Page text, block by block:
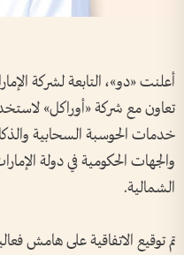
أعلنت «دو»، التابعة لشركة
خدمات الحوسبة السحابية
والجهات الحكومية في دولة
الشمالية.
تم توقيع الاتفاقية على هامش